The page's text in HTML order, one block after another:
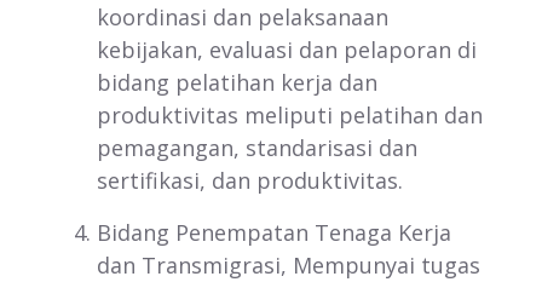
koordinasi dan pelaksanaan
kebijakan, evaluasi dan pelaporan di
bidang pelatihan kerja dan
produktivitas meliputi pelatihan dan
pemagangan, standarisasi dan
sertifikasi, dan produktivitas.
Bidang Penempatan Tenaga Kerja
dan Transmigrasi, Mempunyai tugas